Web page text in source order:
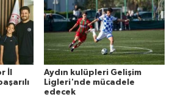
İl
Aydın kulüpleri Gelişim
Ligleri'nde mücadele
edecek